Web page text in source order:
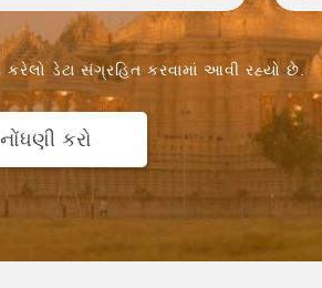
ડેટા સંગ્રહિત કરવામાં આવી રહ્યો છે.
નોંધણી કરો